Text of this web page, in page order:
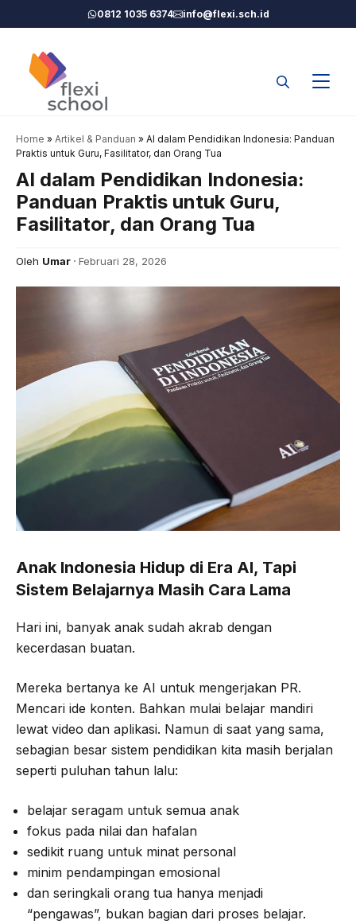
ke
0812 1035 6374 info@flexi.sch.id
Home » Artikel & Panduan » AI dalam Pendidikan Indonesia: Panduan
Praktis untuk Guru, Fasilitator, dan Orang Tua
AI dalam Pendidikan Indonesia:
Panduan Praktis untuk Guru,
Fasilitator, dan Orang Tua
Oleh Umar Februari 28, 2026
Anak Indonesia Hidup di Era AI, Tapi
Sistem Belajarnya Masih Cara Lama
Hari ini, banyak anak sudah akrab dengan
kecerdasan buatan.
Mereka bertanya ke AI untuk mengerjakan PR.
Mencari ide konten. Bahkan mulai belajar mandiri
lewat video dan aplikasi. Namun di saat yang sama,
sebagian besar sistem pendidikan kita masih berjalan
seperti puluhan tahun lalu:
belajar seragam untuk semua anak
fokus pada nilai dan hafalan
sedikit ruang untuk minat personal
minim pendampingan emosional
dan seringkali orang tua hanya menjadi
“pengawas”, bukan bagian dari proses belajar.